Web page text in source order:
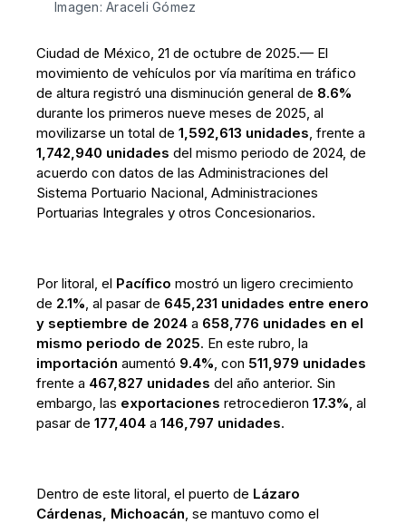
Imagen: Araceli Gómez
Ciudad de México, 21 de octubre de 2025.— El
movimiento de vehículos por vía marítima en tráfico
de altura registró una disminución general de 8.6%
durante los primeros nueve meses de 2025, al
movilizarse un total de1,592,613 unidades, frente a
1,742,940 unidades del mismo periodo de 2024, de
acuerdo con datos de las Administraciones del
Sistema Portuario Nacional, Administraciones
Portuarias Integrales y otros Concesionarios.
Por litoral, el Pacífico mostró un ligero crecimiento
de 2.1%, al pasar de 645,231 unidades entre enero
y septiembre de 2024 a 658,776 unidades en el
mismo periodo de 2025. En este rubro, la
importación aumentó 9.4%, con 511,979 unidades
frente a 467,827 unidades del año anterior. Sin
embargo, las exportaciones retrocedieron17.3%, al
pasar de177,404 a146,797 unidades.
Dentro de este litoral, el puerto de Lázaro
Cárdenas, Michoacán, se mantuvo como el